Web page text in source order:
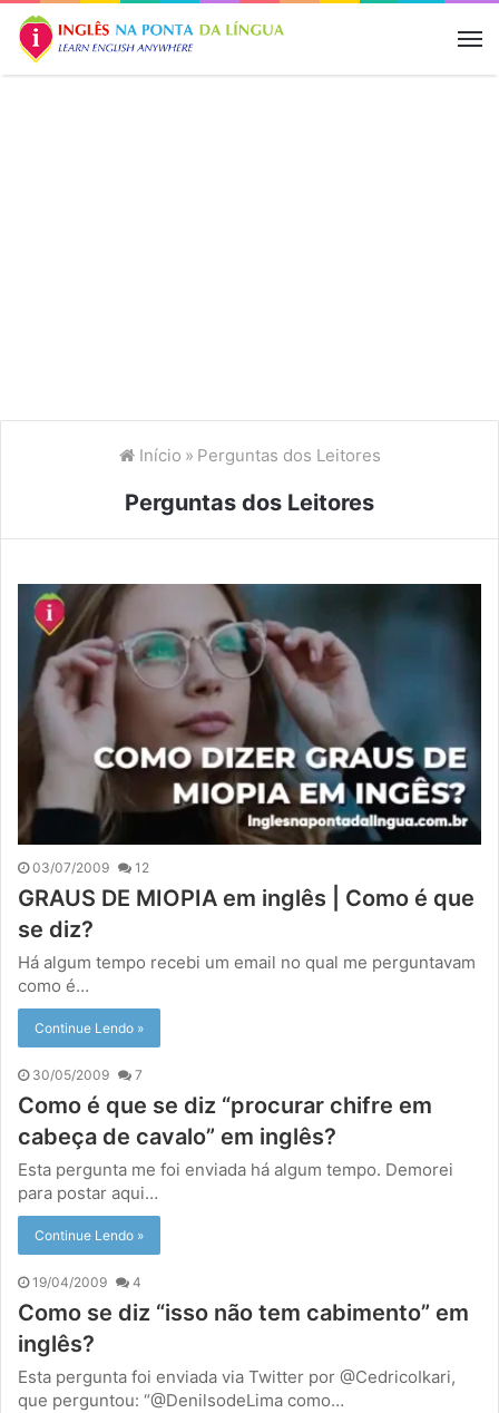
Início » Perguntas dos Leitores
Perguntas dos Leitores
03/07/2009 12
GRAUS DE MIOPIA em inglês | Como é que
se diz?
Há algum tempo recebi um email no qual me perguntavam
como é…
Continue Lendo »
30/05/2009 7
Como é que se diz “procurar chifre em
cabeça de cavalo” em inglês?
Esta pergunta me foi enviada há algum tempo. Demorei
para postar aqui…
Continue Lendo »
19/04/2009 4
Como se diz “isso não tem cabimento” em
inglês?
Esta pergunta foi enviada via Twitter por @CedricoIkari,
que perguntou: “@DenilsodeLima como…